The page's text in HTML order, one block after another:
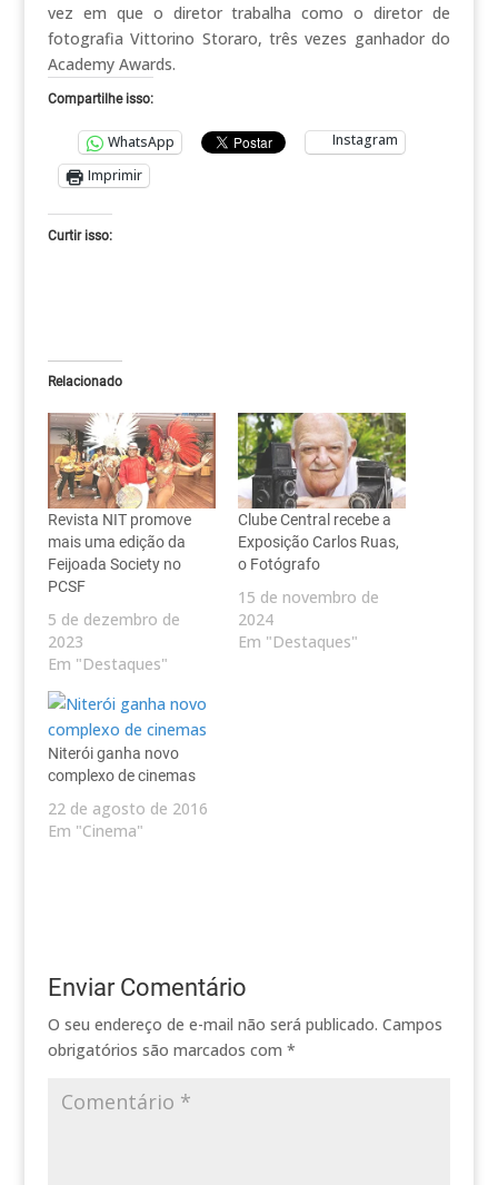
vez em que o diretor trabalha como o diretor de
fotografia Vittorino Storaro, três vezes ganhador do
Academy Awards.
Compartilhe isso:
WhatsApp
Instagram
Imprimir
Curtir isso:
Relacionado
Revista NIT promove
mais uma edição da
Feijoada Society no
PCSF
5 de dezembro de
2023
Em "Destaques"
Clube Central recebe a
Exposição Carlos Ruas,
o Fotógrafo
15 de novembro de
2024
Em "Destaques"
Niterói ganha novo
complexo de cinemas
22 de agosto de 2016
Em "Cinema"
Enviar Comentário
O seu endereço de e-mail não será publicado. Campos
obrigatórios são marcados com *